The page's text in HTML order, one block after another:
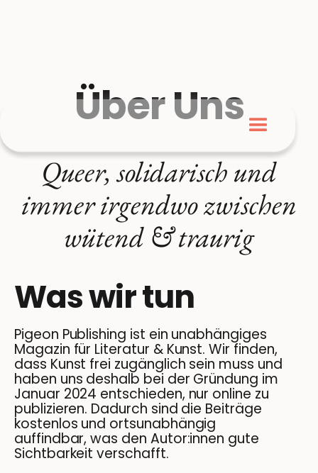
Über Uns
Queer, solidarisch und
immer irgendwo zwischen
wütend & traurig
Was wir tun
Pigeon Publishing ist ein unabhängiges
Magazin für Literatur & Kunst. Wir finden,
dass Kunst frei zugänglich sein muss und
haben uns deshalb bei der Gründung im
Januar 2024 entschieden, nur online zu
publizieren. Dadurch sind die Beiträge
kostenlos und ortsunabhängig
auffindbar, was den Autor:innen gute
Sichtbarkeit verschafft.